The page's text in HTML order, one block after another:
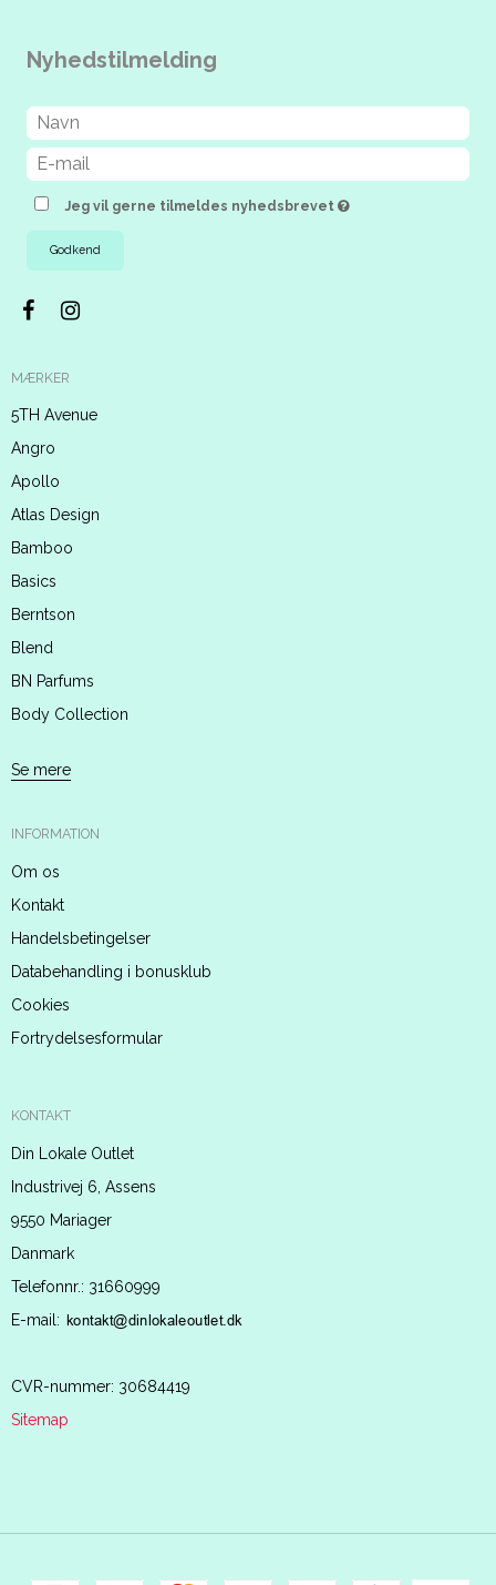
Nyhedstilmelding
Jeg vil gerne tilmeldes nyhedsbrevet
Godkend
MÆRKER
5TH Avenue
Angro
Apollo
Atlas Design
Bamboo
Basics
Berntson
Blend
BN Parfums
Body Collection
Se mere
INFORMATION
Om os
Kontakt
Handelsbetingelser
Databehandling i bonusklub
Cookies
Fortrydelsesformular
KONTAKT
Din Lokale Outlet
Industrivej 6, Assens
9550 Mariager
Danmark
Telefonnr.: 31660999
E-mail:
CVR-nummer: 30684419
Sitemap